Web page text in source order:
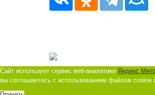
Сайт использует сервис веб-аналитики Яндекс
вы соглашаетесь с использованием файлов cookie